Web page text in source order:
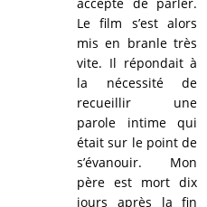
Le film s’est alors
mis en branle très
vite. Il répondait à
la nécessité de
recueillir une
parole intime qui
était sur le point de
s’évanouir. Mon
père est mort dix
jours après la fin